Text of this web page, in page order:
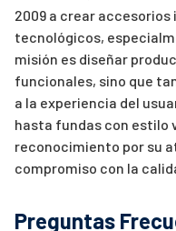
2009 a crear
tecnológicos,
misión es diseñar
funcionales, sino que
a la experiencia del
hasta fundas con estilo
reconocimiento por su
compromiso con la
Preguntas